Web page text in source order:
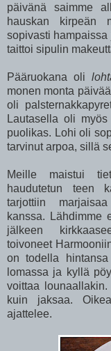
päivänä saimme
hauskan kirpeän
sopivasti
taittoi sipulin
Pääruokana oli
monen monta
oli
Lautasella oli
puolikas. Lohi oli
tarvinut arpoa, sillä
Meille maistui
haudutetun teen
tarjottiin
kanssa. Lähdimme
jälkeen
toivoneet
on todella
lomassa ja kyllä
voittaa
kuin jaksaa.
ajattelee.